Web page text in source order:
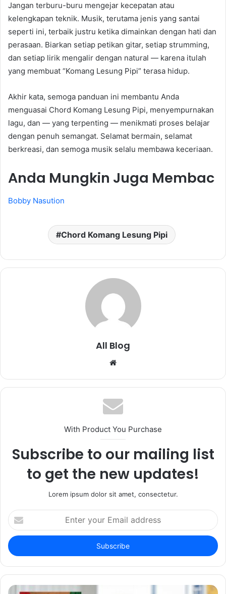
Jangan terburu-buru mengejar kecepatan atau
kelengkapan teknik. Musik, terutama jenis yang santai
seperti ini, terbaik justru ketika dimainkan dengan hati dan
perasaan. Biarkan setiap petikan gitar, setiap strumming,
dan setiap lirik mengalir dengan natural — karena itulah
yang membuat “Komang Lesung Pipi” terasa hidup.
Akhir kata, semoga panduan ini membantu Anda
menguasai Chord Komang Lesung Pipi, menyempurnakan
lagu, dan — yang terpenting — menikmati proses belajar
dengan penuh semangat. Selamat bermain, selamat
berkreasi, dan semoga musik selalu membawa keceriaan.
Anda Mungkin Juga Membac
Bobby Nasution
Chord Komang Lesung Pipi
All Blog
Website
With Product You Purchase
Subscribe to our mailing list
to get the new updates!
Lorem ipsum dolor sit amet, consectetur.
Enter
your
Email
address